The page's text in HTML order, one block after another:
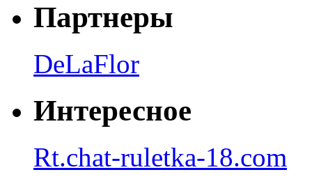
Партнеры
DeLaFlor
Интересное
Rt.chat-ruletka-18.com